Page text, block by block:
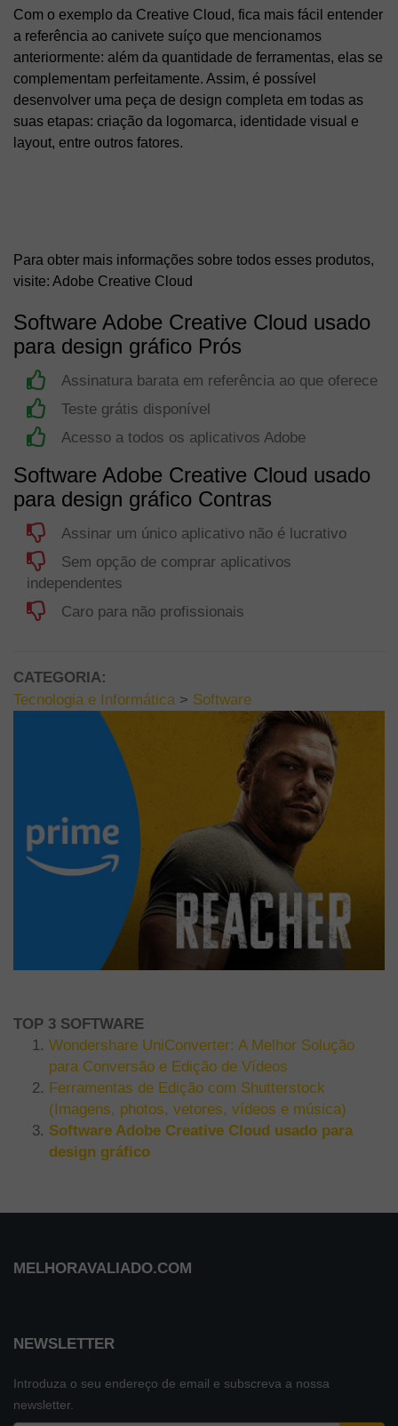
CATEGORIA:
Tecnologia e Informática> Software
TOP 3 SOFTWARE
Wondershare UniConverter: A Melhor Solução
para Conversão e Edição de Vídeos
Ferramentas de Edição com Shutterstock
(Imagens, photos, vetores, vídeos e música)
Software Adobe Creative Cloud usado para
design gráfico
Com o exemplo da Creative Cloud, fica mais fácil entender
a referência ao canivete suíço que mencionamos
anteriormente: além da quantidade de ferramentas, elas se
complementam perfeitamente. Assim, é possível
desenvolver uma peça de design completa em todas as
suas etapas: criação da logomarca, identidade visual e
layout, entre outros fatores.
Para obter mais informações sobre todos esses produtos,
visite: Adobe Creative Cloud
Software Adobe Creative Cloud usado
para design gráfico Prós
Assinatura barata em referência ao que oferece
Teste grátis disponível
Acesso a todos os aplicativos Adobe
Software Adobe Creative Cloud usado
para design gráfico Contras
Assinar um único aplicativo não é lucrativo
Sem opção de comprar aplicativos
independentes
Caro para não profissionais
MELHORAVALIADO.COM
NEWSLETTER
Introduza o seu endereço de email e subscreva a nossa
newsletter.